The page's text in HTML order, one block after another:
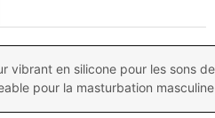
vibrant en silicone pour les sons
pour la masturbation masculine